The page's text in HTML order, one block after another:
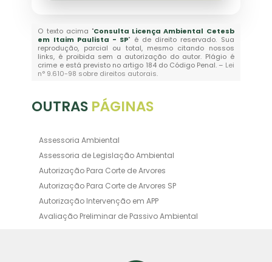
O texto acima "Consulta Licença Ambiental Cetesb
em Itaim Paulista - SP" é de direito reservado. Sua
reprodução, parcial ou total, mesmo citando nossos
links, é proibida sem a autorização do autor. Plágio é
crime e está previsto no artigo 184 do Código Penal. – Lei
n° 9.610-98 sobre direitos autorais.
OUTRAS PÁGINAS
Assessoria Ambiental
Assessoria de Legislação Ambiental
Autorização Para Corte de Arvores
Autorização Para Corte de Arvores SP
Autorização Intervenção em APP
Avaliação Preliminar de Passivo Ambiental
Certificado de Movimentação de Resíduos de